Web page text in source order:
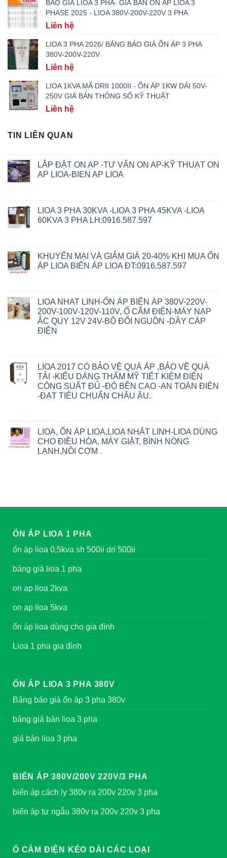
BÁO GIÁ LIOA 3 PHA- GIÁ BÁN ỔN ÁP LIOA 3
PHASE 2025 - LIOA 380V-200V-220V 3 PHA
Liên hệ
LIOA 3 PHA 2026/ BẢNG BÁO GIÁ ỔN ÁP 3 PHA
380V-200V-220V
Liên hệ
LIOA 1KVA MÃ DRII 1000II - ỔN ÁP 1KW DẢI 50V-
250V GIÁ BÁN THÔNG SỐ KỸ THUẬT
Liên hệ
TIN LIÊN QUAN
LẮP ĐẶT ON AP -TƯ VẤN ON AP-KỸ THUẠT ON
AP LIOA-BIEN AP LIOA
LIOA 3 PHA 30KVA -LIOA 3 PHA 45KVA -LIOA
60KVA 3 PHA LH:0916.587.597
KHUYẾN MẠI VÀ GIẢM GIÁ 20-40% KHI MUA ỔN
ÁP LIOA BIẾN ÁP LIOA ĐT:0916.587.597
LIOA NHAT LINH-ỔN ÁP BIẾN ÁP 380V-220V-
200V-100V-120V-110V, Ổ CẮM ĐIỆN-MÁY NẠP
ẮC QUY 12V 24V-BỘ ĐỔI NGUỒN -DÂY CÁP
ĐIỆN
LIOA 2017 CÓ BẢO VỆ QUÁ ÁP ,BẢO VỆ QUÁ
TẢI -KIỂU DÁNG THẨM MỸ TIẾT KIỆM ĐIỆN
CÔNG SUẤT ĐỦ -ĐỘ BỀN CAO -AN TOÀN ĐIỆN
-ĐẠT TIÊU CHUẨN CHÂU ÂU.
LIOA, ỔN ÁP LIOA,LIOA NHẬT LINH-LIOA DÙNG
CHO ĐIỀU HÒA, MÁY GIẶT, BÌNH NÓNG
LẠNH,NỒI CƠM .
ỔN ÁP LIOA 1 PHA
ổn áp lioa 0,5kva sh 500ii dri 500ii
bảng giá lioa 1 pha
on ap lioa 2kva
on ap lioa 5kva
ổn áp lioa dùng cho gia đình
Lioa 1 pha gia đình
ỔN ÁP LIOA 3 PHA 380V
Bảng báo giá ổn áp 3 pha 380v
bảng giá bán lioa 3 pha
giá bán lioa 3 pha
BIẾN ÁP 380V/200V 220V/3 PHA
biến áp cách ly 380v ra 200v 220v 3 pha
biến áp tự ngẫu 380v ra 200v 220v 3 pha
Ổ CẮM ĐIỆN KÉO DÀI CÁC LOẠI